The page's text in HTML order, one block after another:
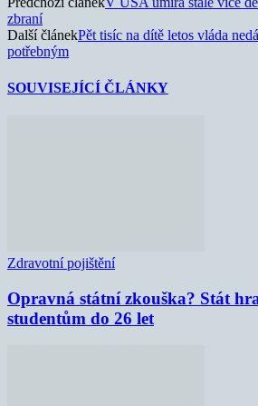
zbraní
Další článekPět tisíc na dítě letos vláda
potřebným
SOUVISEJÍCÍ ČLÁNKY
Zdravotní pojištění
Opravná státní zkouška? Stát
studentům do 26 let